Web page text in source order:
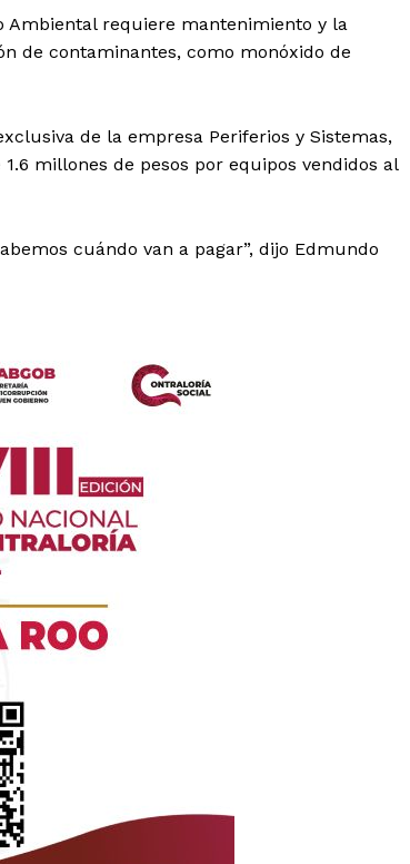
Ambiental requiere mantenimiento y la
de contaminantes, como monóxido de
de la empresa Periferios y Sistemas,
millones de pesos por equipos vendidos al
cuándo van a pagar”, dijo Edmundo